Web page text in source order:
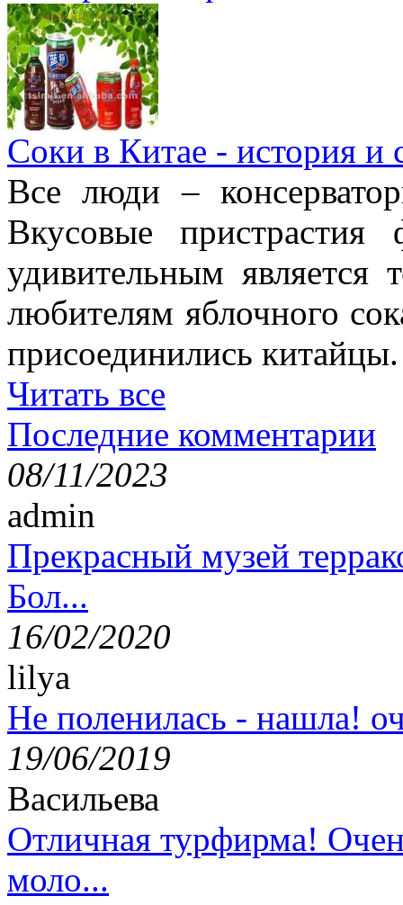
Соки в Китае - история и
Все люди –
Вкусовые
удивительным
любителям яблочного
присоединились китайцы.
Читать все
Последние комментарии
08/11/2023
admin
Прекрасный музей
Бол...
16/02/2020
lilya
Не поленилась - нашла!
19/06/2019
Васильева
Отличная турфирма!
моло...